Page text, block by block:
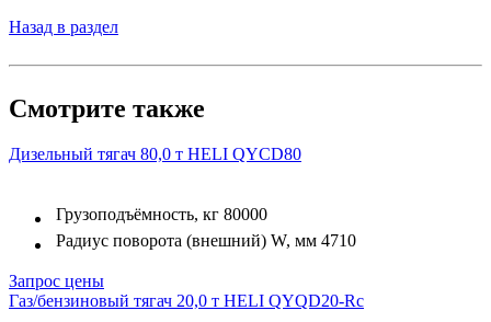
Назад в раздел
Смотрите также
Дизельный тягач 80,0 т HELI QYCD80
Грузоподъёмность, кг 80000
Радиус поворота (внешний) W, мм 4710
Запрос цены
Газ/бензиновый тягач 20,0 т HELI QYQD20-Rc